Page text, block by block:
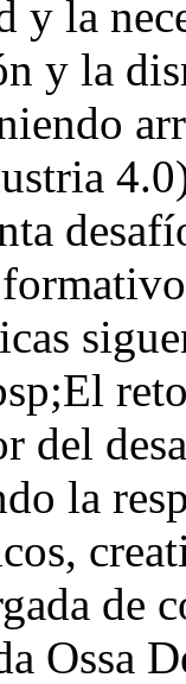
y la
y la
del
la
de
Ossa